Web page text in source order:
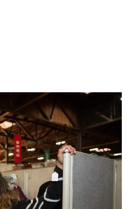
del OMCA.